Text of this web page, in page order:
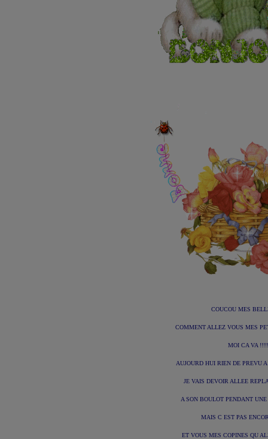
COUCOU MES
COMMENT ALLEZ VOUS MES
MOI CA VA !!!!!
AUJOURD HUI RIEN DE PREVU
JE VAIS DEVOIR ALLEE
A SON BOULOT PENDANT
MAIS C EST PAS
ET VOUS MES COPINES QU